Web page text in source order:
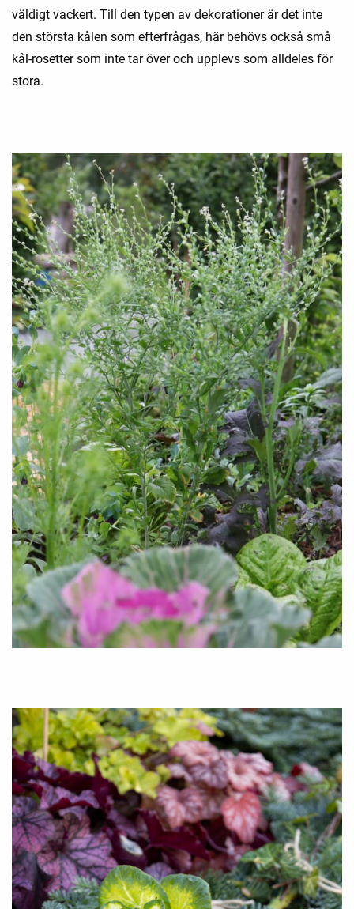
väldigt vackert. Till den typen av dekorationer är det inte
den största kålen som efterfrågas, här behövs också små
kål-rosetter som inte tar över och upplevs som alldeles för
stora.